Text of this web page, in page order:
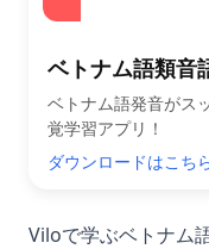
ベトナム語類音
ベトナム語発音がス
覚学習アプリ！
ダウンロードはこち
Viloで学ぶベトナム